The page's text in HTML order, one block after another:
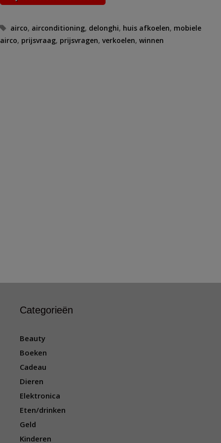
Tags
airco, airconditioning, delonghi, huis afkoelen, mobiele
airco, prijsvraag, prijsvragen, verkoelen, winnen
Categorieën
Beauty
Boeken
Cadeau
Dieren
Elektronica
Eten/drinken
Geld
Kinderen